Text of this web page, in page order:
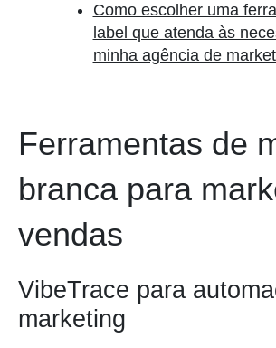
Como escolher uma
label que atenda às
minha agência de
Ferramentas de
branca para
vendas
VibeTrace para
marketing